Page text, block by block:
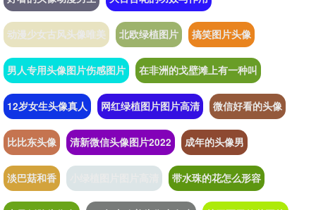
动漫少女古风头像唯美 北欧绿植图片 搞笑图片头像
男人专用头像图片伤感图片 在非洲的戈壁滩上有一种叫
12岁女生头像真人 网红绿植图片图片高清 微信好看的头像
比比东头像 清新微信头像图片2022 成年的头像男
淡巴菇和香 带水珠的花怎么形容